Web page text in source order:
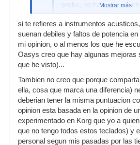
probe, no hay caso, lo
delgado, falto de
sonido, pero si el Tr me
tener algo similar me
X, que es de la familia
que es un tema de
he indagado mucho en el
(efectos, sintesis, etc) y
los presets de los
preguntas, y de lo poco
con ellos.
Las 64 mb de la ROM del TR
Mostrar más
si te refieres a instrumentos
suenan debiles y faltos de potencia
mi opinion, o al menos los que he
Oasys creo que hay algunas mejoras
que he visto)...
Tambien no creo que porque
ella, cosa que marca una diferencia)
deberian tener la misma puntuacion
opinion esta basada en la opinion de
experimentado en Korg que yo a
que no tengo todos estos teclados) y
personal segun mis pasadas por las